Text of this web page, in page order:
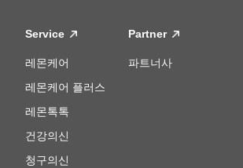
Service
레몬케어
레몬케어 플러스
레몬톡톡
건강의신
청구의신
Partner
파트너사